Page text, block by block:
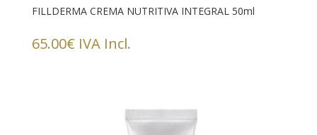
FILLDERMA CREMA NUTRITIVA INTEGRAL 50ml
65.00€ IVA Incl.